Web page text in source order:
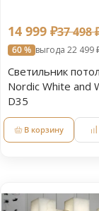
14 999 ₽37 498
60 % выгода 22 499
Светильник
Nordic White and
D35
В корзину